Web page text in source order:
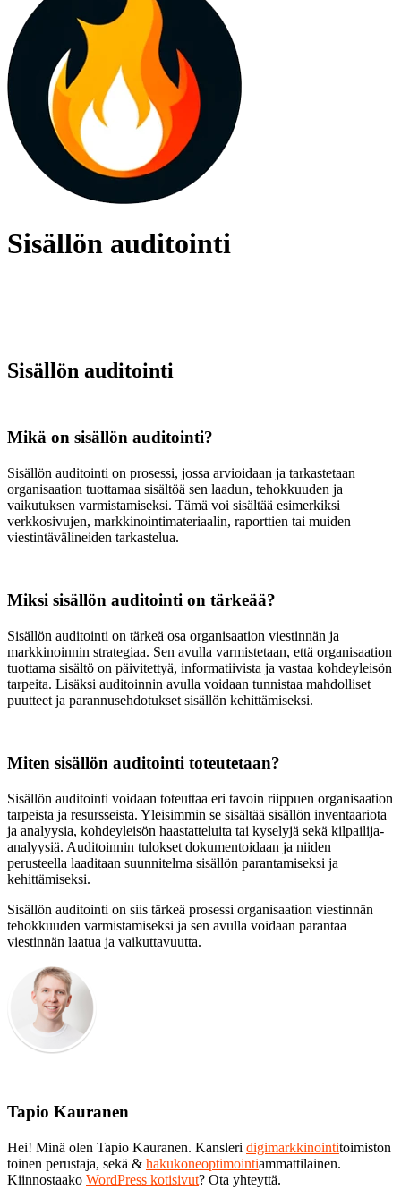
Sisällön auditointi
Sisällön auditointi
Mikä on sisällön auditointi?
Sisällön auditointi on prosessi, jossa arvioidaan ja tarkastetaan
organisaation tuottamaa sisältöä sen laadun, tehokkuuden ja
vaikutuksen varmistamiseksi. Tämä voi sisältää esimerkiksi
verkkosivujen, markkinointimateriaalin, raporttien tai muiden
viestintävälineiden tarkastelua.
Miksi sisällön auditointi on tärkeää?
Sisällön auditointi on tärkeä osa organisaation viestinnän ja
markkinoinnin strategiaa. Sen avulla varmistetaan, että organisaation
tuottama sisältö on päivitettyä, informatiivista ja vastaa kohdeyleisön
tarpeita. Lisäksi auditoinnin avulla voidaan tunnistaa mahdolliset
puutteet ja parannusehdotukset sisällön kehittämiseksi.
Miten sisällön auditointi toteutetaan?
Sisällön auditointi voidaan toteuttaa eri tavoin riippuen organisaation
tarpeista ja resursseista. Yleisimmin se sisältää sisällön inventaariota
ja analyysia, kohdeyleisön haastatteluita tai kyselyjä sekä kilpailija-
analyysiä. Auditoinnin tulokset dokumentoidaan ja niiden
perusteella laaditaan suunnitelma sisällön parantamiseksi ja
kehittämiseksi.
Sisällön auditointi on siis tärkeä prosessi organisaation viestinnän
tehokkuuden varmistamiseksi ja sen avulla voidaan parantaa
viestinnän laatua ja vaikuttavuutta.
Tapio Kauranen
Hei! Minä olen Tapio Kauranen. Kansleri digimarkkinointitoimiston
toinen perustaja, sekä & hakukoneoptimointiammattilainen.
Kiinnostaako WordPress kotisivut? Ota yhteyttä.